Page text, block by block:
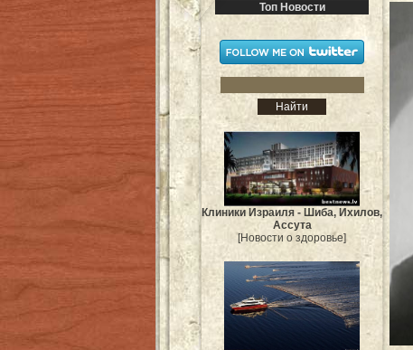
Топ Новости
Клиники Израиля - Шиба, Ихилов,
Ассута
[Новости о здоровье]